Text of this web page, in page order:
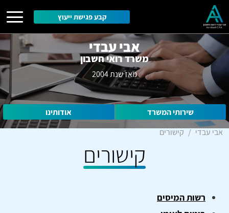
קבע פגישת ייעוץ
אבי עבדי
משרד רואי חשבון
מאז שנת 2004
שירותי המשרד
אודותינו
אבי עבדי
קישורים
קישורים
רשות המיסים